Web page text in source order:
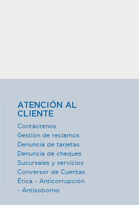
ATENCIÓN AL
CLIENTE
Contáctenos
Gestión de reclamos
Denuncia de tarjetas
Denuncia de cheques
Sucursales y servicios
Conversor de Cuentas
Ética - Anticorrupción
- Antisoborno